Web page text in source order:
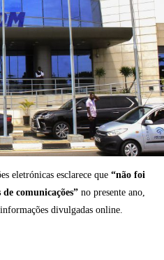
eletrónicas esclarece que “não foi
comunicações” no presente ano,
divulgadas online.